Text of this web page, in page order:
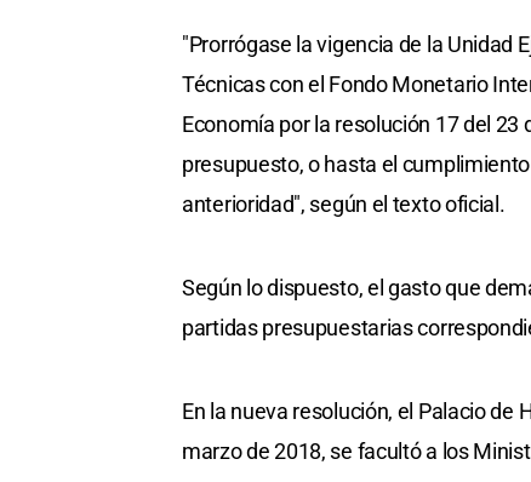
"Prorrógase la vigencia de la Unidad
Técnicas con el Fondo Monetario
Economía por la resolución 17 del
presupuesto, o hasta el
anterioridad", según el texto oficial.
Según lo dispuesto, el gasto que
partidas presupuestarias
En la nueva resolución, el Palacio de
marzo de 2018, se facultó a los